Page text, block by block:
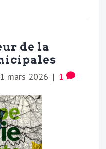
de la
mars 2026 | 1